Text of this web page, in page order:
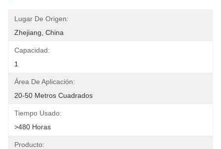
Lugar De Origen:
Zhejiang, China
Capacidad:
1
Área De Aplicación:
20-50 Metros Cuadrados
Tiempo Usado:
>480 Horas
Producto: